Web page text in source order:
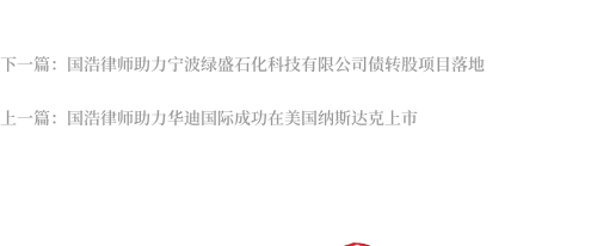
下一篇：国浩律师助力宁波绿盛石化科技有限公司债转股项目落地
上一篇：国浩律师助力华迪国际成功在美国纳斯达克上市